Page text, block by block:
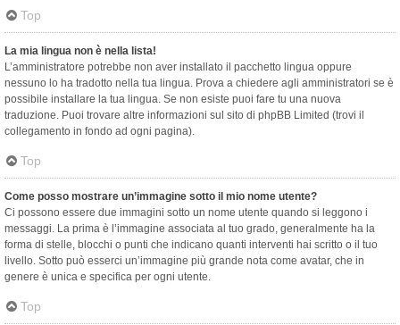
Top
La mia lingua non è nella lista!
L’amministratore potrebbe non aver installato il pacchetto lingua oppure
nessuno lo ha tradotto nella tua lingua. Prova a chiedere agli amministratori se è
possibile installare la tua lingua. Se non esiste puoi fare tu una nuova
traduzione. Puoi trovare altre informazioni sul sito di phpBB Limited (trovi il
collegamento in fondo ad ogni pagina).
Top
Come posso mostrare un’immagine sotto il mio nome utente?
Ci possono essere due immagini sotto un nome utente quando si leggono i
messaggi. La prima è l’immagine associata al tuo grado, generalmente ha la
forma di stelle, blocchi o punti che indicano quanti interventi hai scritto o il tuo
livello. Sotto può esserci un’immagine più grande nota come avatar, che in
genere è unica e specifica per ogni utente.
Top